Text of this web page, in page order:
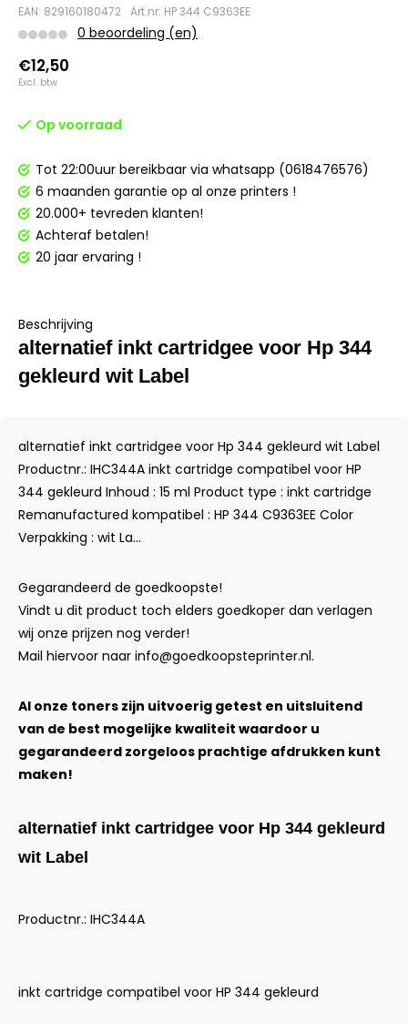
EAN: 829160180472 Art.nr: HP 344 C9363EE
0 beoordeling (en)
€12,50
Excl. btw
Op voorraad
Tot 22:00uur bereikbaar via whatsapp (0618476576)
6 maanden garantie op al onze printers !
20.000+ tevreden klanten!
Achteraf betalen!
20 jaar ervaring !
Beschrijving
alternatief inkt cartridgee voor Hp 344
gekleurd wit Label
alternatief inkt cartridgee voor Hp 344 gekleurd wit Label
Productnr.: IHC344A inkt cartridge compatibel voor HP
344 gekleurd Inhoud : 15 ml Product type : inkt cartridge
Remanufactured kompatibel : HP 344 C9363EE Color
Verpakking : wit La...
Gegarandeerd de goedkoopste!
Vindt u dit product toch elders goedkoper dan verlagen
wij onze prijzen nog verder!
Mail hiervoor naar info@goedkoopsteprinter.nl.
Al onze toners zijn uitvoerig getest en uitsluitend
van de best mogelijke kwaliteit waardoor u
gegarandeerd zorgeloos prachtige afdrukken kunt
maken!
alternatief inkt cartridgee voor Hp 344 gekleurd
wit Label
Productnr.: IHC344A
inkt cartridge compatibel voor HP 344 gekleurd